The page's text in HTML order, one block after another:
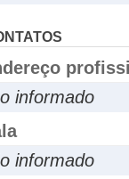
informado
informado